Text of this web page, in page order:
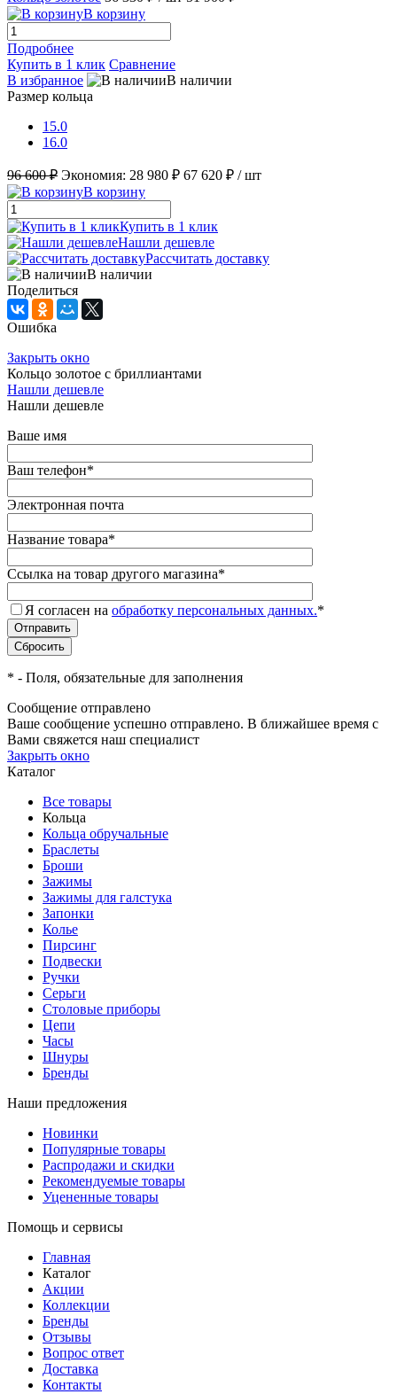
В корзину
Подробнее
Купить в 1 клик Сравнение
В избранное
В наличии
Размер кольца
15.0
16.0
96 600 ₽ Экономия: 28 980 ₽ 67 620 ₽ / шт
В корзину
Купить в 1 клик
Нашли дешевле
Рассчитать доставку
В наличии
Поделиться
Ошибка
Закрыть окно
Кольцо золотое с бриллиантами
Нашли дешевле
Нашли дешевле
Ваше имя
Ваш телефон*
Электронная почта
Название товара*
Ссылка на товар другого магазина*
Я согласен на обработку персональных данных.*
* - Поля, обязательные для заполнения
Сообщение отправлено
Ваше сообщение успешно отправлено. В ближайшее время с
Вами свяжется наш специалист
Закрыть окно
Каталог
Все товары
Кольца
Кольца обручальные
Браслеты
Броши
Зажимы
Зажимы для галстука
Запонки
Колье
Пирсинг
Подвески
Ручки
Серьги
Столовые приборы
Цепи
Часы
Шнуры
Бренды
Наши предложения
Новинки
Популярные товары
Распродажи и скидки
Рекомендуемые товары
Уцененные товары
Помощь и сервисы
Главная
Каталог
Акции
Коллекции
Бренды
Отзывы
Вопрос ответ
Доставка
Контакты